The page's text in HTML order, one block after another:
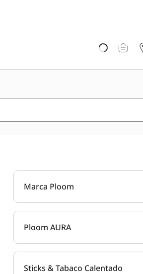
Marca Ploom
Ploom AURA
Sticks & Tabaco Calentado